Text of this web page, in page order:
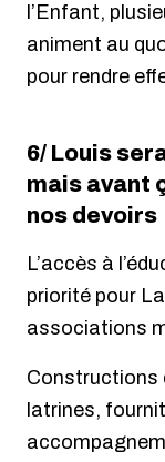
l’Enfant,
animent au
pour rendre
6/ Louis
mais avant
nos devoirs
L’accès à
priorité pour
associations
Constructions
latrines,